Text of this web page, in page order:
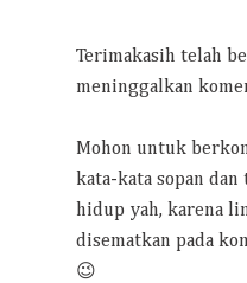
Terimakasih telah
meninggalkan
Mohon untuk
kata-kata sopan
hidup yah, karena
disematkan pada
😉